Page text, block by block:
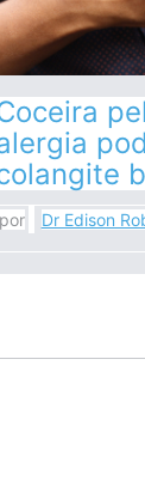
por Dr Edison